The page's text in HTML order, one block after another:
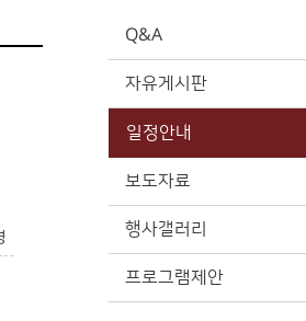
Q&A
자유게시판
일정안내
보도자료
행사갤러리
프로그램제안